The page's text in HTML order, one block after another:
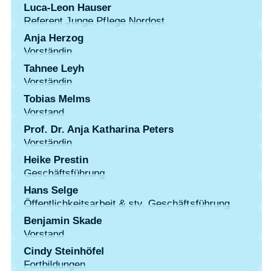
Luca-Leon Hauser
Referent Junge Pflege Nordost
Anja Herzog
Vorständin
Tahnee Leyh
Vorständin
Tobias Melms
Vorstand
Prof. Dr. Anja Katharina Peters
Vorständin
Heike Prestin
Geschäftsführung
Hans Selge
Öffentlichkeitsarbeit & stv. Geschäftsführung
Benjamin Skade
Vorstand
Cindy Steinhöfel
Fortbildungen